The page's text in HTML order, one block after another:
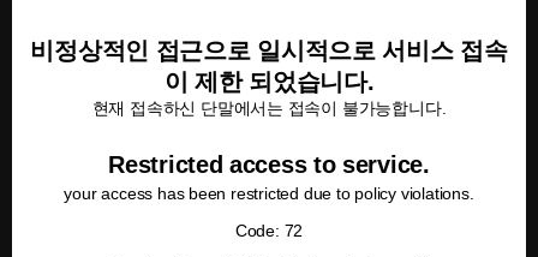
비정상적인 접근으로 일시적으로 서비스 접속
이 제한 되었습니다.
현재 접속하신 단말에서는 접속이 불가능합니다.
Restricted access to service.
your access has been restricted due to policy violations.
Code: 72